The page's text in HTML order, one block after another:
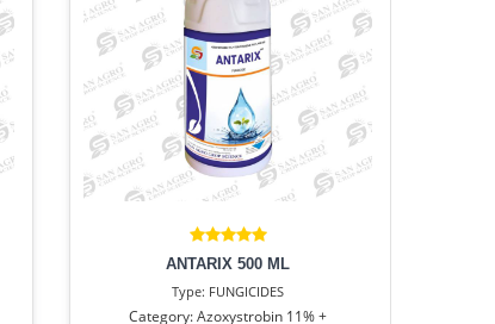
ANTARIX 500 ML
Type: FUNGICIDES
Category: Azoxystrobin 11% +